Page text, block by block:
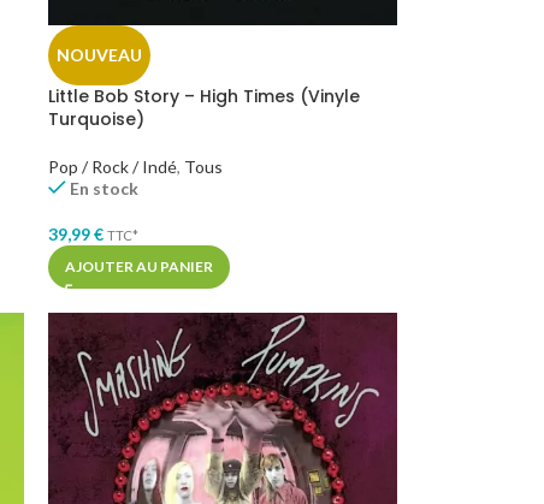
NOUVEAU
Little Bob Story – High Times (Vinyle
Turquoise)
Pop / Rock / Indé, Tous
En stock
39,99€ TTC*
AJOUTER AU PANIER